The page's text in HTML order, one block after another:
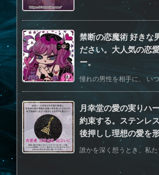
禁断の恋魔術 好きな
ださい。大人気の恋
ー。
憧れの男性を相手に、 い
月幸堂の愛の実りハ
約束する。ステンレ
後押しし理想の愛を
誰かを深く想うとき、私